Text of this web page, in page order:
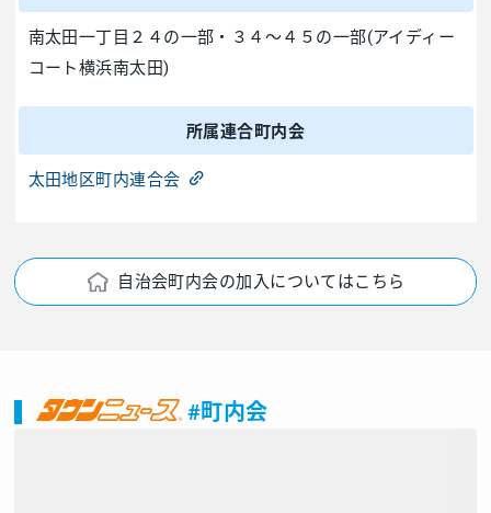
南太田一丁目２４の一部・３４～４５の一部(アイディー
コート横浜南太田)
所属連合町内会
太田地区町内連合会
自治会町内会の加入についてはこちら
#町内会